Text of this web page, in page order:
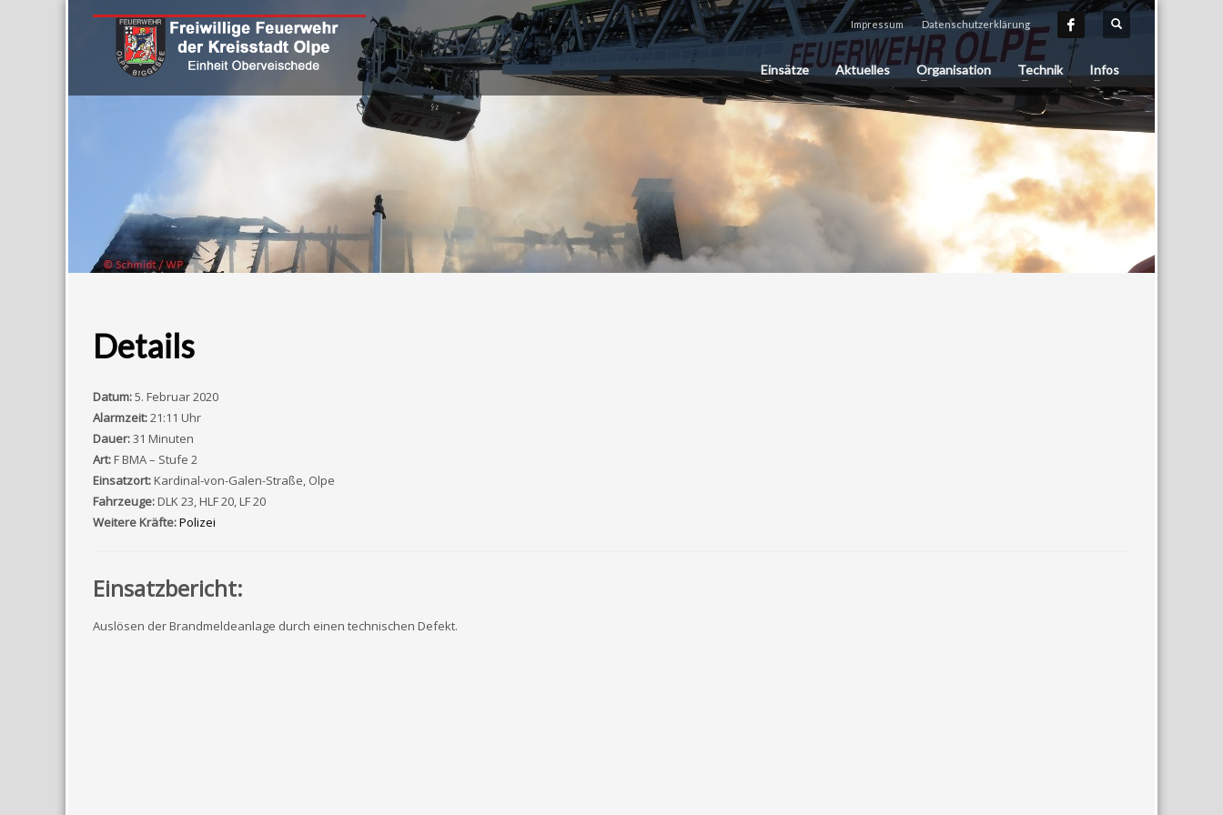
Impressum Datenschutzerklärung
Einsätze Aktuelles Organisation Technik Infos
Details
Datum:5. Februar 2020
Alarmzeit:21:11 Uhr
Dauer:31 Minuten
Art:F BMA – Stufe 2
Einsatzort:Kardinal-von-Galen-Straße, Olpe
Fahrzeuge:DLK 23, HLF 20, LF 20
Weitere Kräfte:Polizei
Einsatzbericht:
Auslösen der Brandmeldeanlage durch einen technischen Defekt.